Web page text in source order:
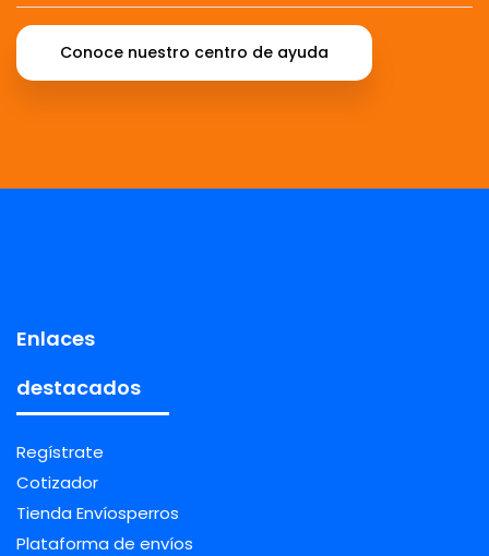
Conoce nuestro centro de ayuda
Enlaces
destacados
Regístrate
Cotizador
Tienda Envíosperros
Plataforma de envíos